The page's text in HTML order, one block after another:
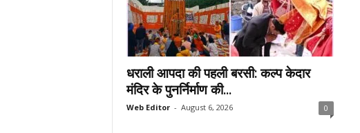
धराली आपदा की पहली बरसी: कल्प केदार
मंदिर के पुनर्निर्माण की...
Web Editor - August 6, 2026 0